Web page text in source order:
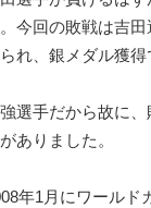
今回の敗戦は吉
れ、銀メダル獲
選手だから故に
ありました。
年1月にワールド